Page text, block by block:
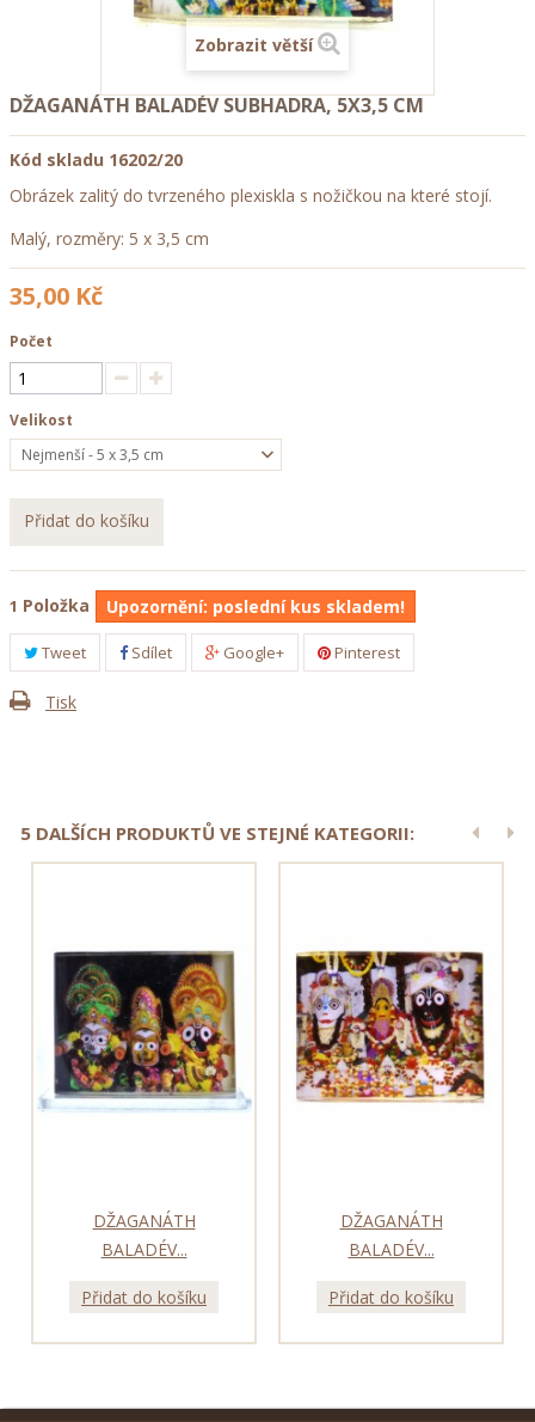
Zobrazit větší
DŽAGANÁTH BALADÉV SUBHADRA, 5X3,5 CM
Kód skladu 16202/20
Obrázek zalitý do tvrzeného plexiskla s nožičkou na které stojí.
Malý, rozměry: 5 x 3,5 cm
35,00 Kč
Počet
Velikost
Nejmenší - 5 x 3,5 cm
Přidat do košíku
1 Položka Upozornění: poslední kus skladem!
Tweet Sdílet Google+ Pinterest
Tisk
5 DALŠÍCH PRODUKTŮ VE STEJNÉ KATEGORII:
DŽAGANÁTH
BALADÉV...
Přidat do košíku
DŽAGANÁTH
BALADÉV...
Přidat do košíku